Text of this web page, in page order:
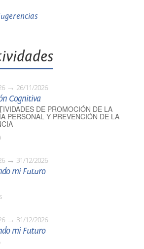
26/11/2026
Cognitiva
DE PROMOCIÓN DE LA
PERSONAL Y PREVENCIÓN DE LA
31/12/2026
mi Futuro
31/12/2026
mi Futuro